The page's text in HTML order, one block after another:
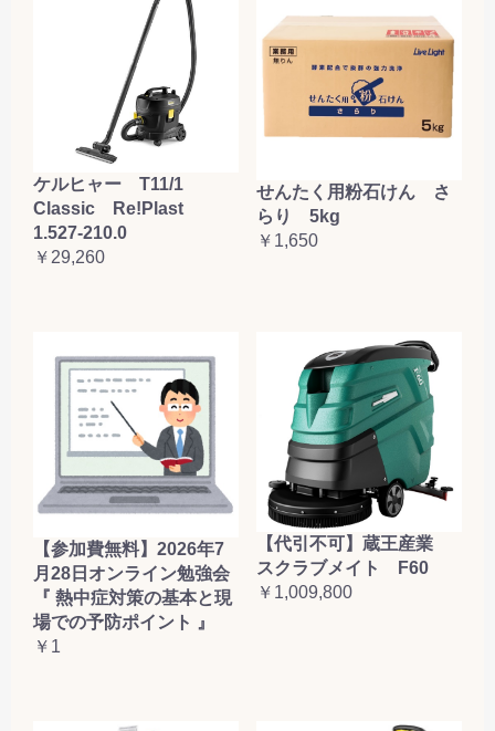
ケルヒャー T11/1
Classic Re!Plast
1.527-210.0
￥29,260
せんたく用粉石けん さ
らり 5kg
￥1,650
【参加費無料】2026年7
月28日オンライン勉強会
『 熱中症対策の基本と現
場での予防ポイント 』
￥1
【代引不可】蔵王産業
スクラブメイト F60
￥1,009,800